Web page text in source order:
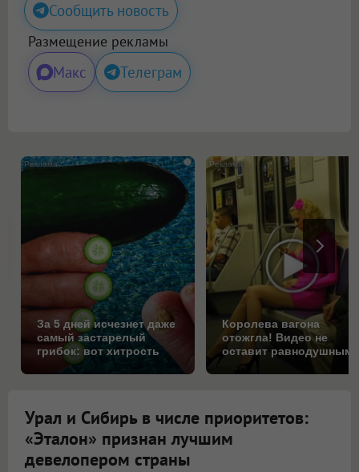
Сообщить новость
Размещение рекламы
Макс Телеграм
i
За 5 дней исчезнет даже
самый застарелый
грибок: вот хитрость
Королева вагона
отожгла! Видео не
оставит равнодушным
Урал и Сибирь в числе приоритетов:
«Эталон» признан лучшим
девелопером страны